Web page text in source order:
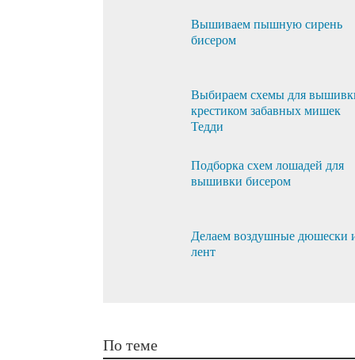
Вышиваем пышную сирень
бисером
Выбираем схемы для
крестиком забавных мишек
Тедди
Подборка схем лошадей для
вышивки бисером
Делаем воздушные дюшески
лент
По теме